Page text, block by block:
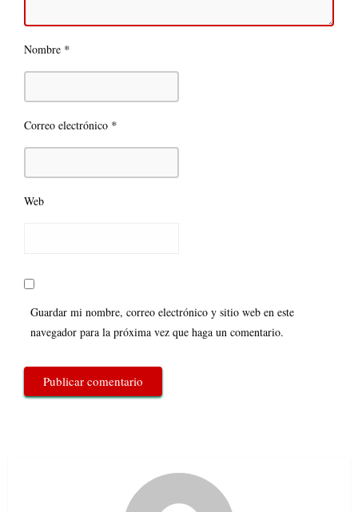
Nombre *
Correo electrónico *
Web
Guardar mi nombre, correo electrónico y sitio web en este
navegador para la próxima vez que haga un comentario.